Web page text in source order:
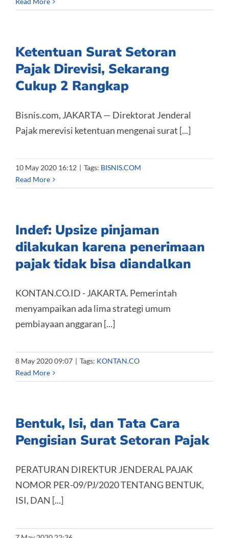
Ketentuan Surat Setoran
Pajak Direvisi, Sekarang
Cukup 2 Rangkap
Bisnis.com, JAKARTA — Direktorat Jenderal
Pajak merevisi ketentuan mengenai surat [...]
10 May 2020 16:12 | Tags: BISNIS.COM
Read More
Indef: Upsize pinjaman
dilakukan karena penerimaan
pajak tidak bisa diandalkan
KONTAN.CO.ID - JAKARTA. Pemerintah
menyampaikan ada lima strategi umum
pembiayaan anggaran [...]
8 May 2020 09:07 | Tags: KONTAN.CO
Read More
Bentuk, Isi, dan Tata Cara
Pengisian Surat Setoran Pajak
PERATURAN DIREKTUR JENDERAL PAJAK
NOMOR PER-09/PJ/2020 TENTANG BENTUK,
ISI, DAN [...]